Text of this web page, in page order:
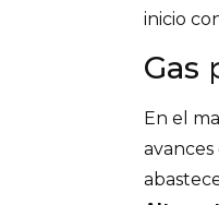
inicio
Gas
En el